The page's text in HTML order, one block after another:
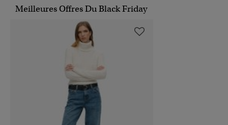
Meilleures Offres Du Black Friday